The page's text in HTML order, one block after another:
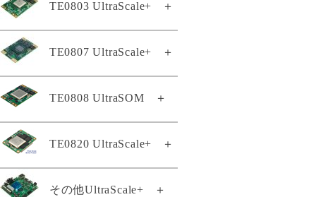
TE0803 UltraScale+ ＋
TE0803-04-2AE11-A
TE0803-04-2BE11-A
TE0803-04-3AE11-A
TE0803-04-3AE11-AK
TE0803-04-3BE11-A
TE0803-04-4AE11-A
TE0803-04-4BE11-A
TE0807 UltraScale+ ＋
TE0807専用ヒートシンク
TE0807-02-4BE21-A
TE0807-02-5AI21-A
TE0807-03-4AI21-A
TE0808 UltraSOM ＋
TE0808スタータキット
TE0808-04-06EG-1E3
TE0808-05-6BE21-A
TE0820 UltraScale+ ＋
TE0820-05-2BE21MA
その他UltraScale+ ＋